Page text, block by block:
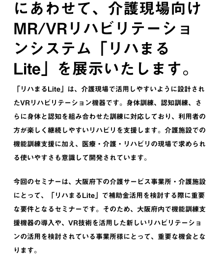
にあわせて、介護現場向け
MR/VRリハビリテーショ
ンシステム「リハまる
Lite」を展示いたします。
「リハまるLite」は、介護現場で活用しやすいように設計され
たVRリハビリテーション機器です。身体訓練、認知訓練、さ
らに身体と認知を組み合わせた訓練に対応しており、利用者の
方が楽しく継続しやすいリハビリを支援します。介護施設での
機能訓練支援に加え、医療・介護・リハビリの現場で求められ
る使いやすさも意識して開発されています。
今回のセミナーは、大阪府下の介護サービス事業所・介護施設
にとって、「リハまるLite」で補助金活用を検討する際に重要
な要件となるセミナーです。そのため、大阪府内で機能訓練支
援機器の導入や、VR技術を活用した新しいリハビリテーショ
ンの活用を検討されている事業所様にとって、重要な機会とな
ります。